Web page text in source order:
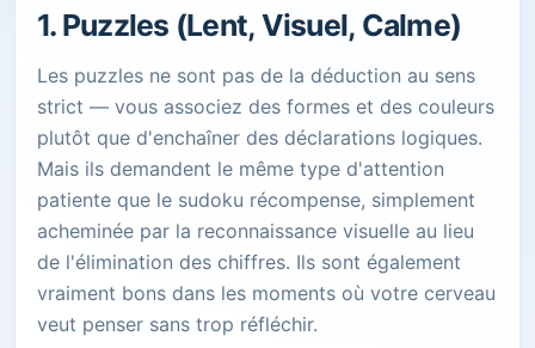
1. Puzzles (Lent, Visuel, Calme)
Les puzzles ne sont pas de la déduction au sens
strict — vous associez des formes et des couleurs
plutôt que d'enchaîner des déclarations logiques.
Mais ils demandent le même type d'attention
patiente que le sudoku récompense, simplement
acheminée par la reconnaissance visuelle au lieu
de l'élimination des chiffres. Ils sont également
vraiment bons dans les moments où votre cerveau
veut penser sans trop réfléchir.